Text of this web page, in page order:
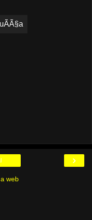
›
web